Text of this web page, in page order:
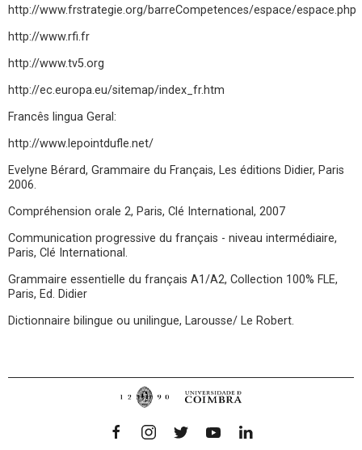
http://www.frstrategie.org/barreCompetences/espace/espace.php
http://www.rfi.fr
http://www.tv5.org
http://ec.europa.eu/sitemap/index_fr.htm
Francês lingua Geral:
http://www.lepointdufle.net/
Evelyne Bérard, Grammaire du Français, Les éditions Didier, Paris
2006.
Compréhension orale 2, Paris, Clé International, 2007
Communication progressive du français - niveau intermédiaire,
Paris, Clé International.
Grammaire essentielle du français A1/A2, Collection 100% FLE,
Paris, Ed. Didier
Dictionnaire bilingue ou unilingue, Larousse/ Le Robert.